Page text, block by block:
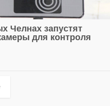
Челнах запустят
для контроля